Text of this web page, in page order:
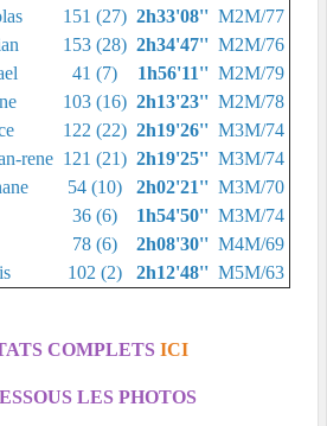
151 (27) 2h33'08'' M2M/77
153 (28) 2h34'47'' M2M/76
41 (7) 1h56'11'' M2M/79
103 (16) 2h13'23'' M2M/78
122 (22) 2h19'26'' M3M/74
rene 121 (21) 2h19'25'' M3M/74
54 (10) 2h02'21'' M3M/70
36 (6) 1h54'50'' M3M/74
78 (6) 2h08'30'' M4M/69
102 (2) 2h12'48'' M5M/63
COMPLETS ICI
LES PHOTOS